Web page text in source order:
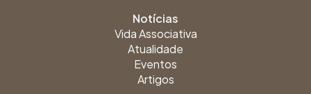
Notícias
Vida Associativa
Atualidade
Eventos
Artigos